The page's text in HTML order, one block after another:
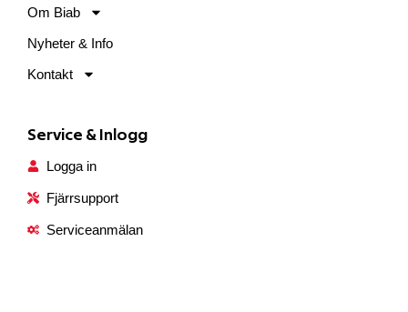
Om Biab
Nyheter & Info
Kontakt
Service & Inlogg
Logga in
Fjärrsupport
Serviceanmälan